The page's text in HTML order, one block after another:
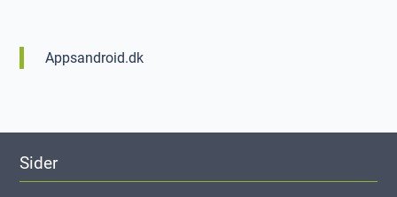
Appsandroid.dk
Sider